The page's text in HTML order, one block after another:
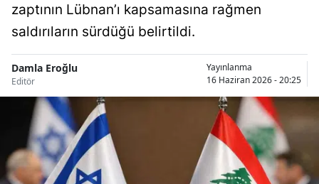
Bingöl
Bitlis
Bolu
Burdur
zaptının Lübnan’ı kapsamasına rağmen
saldırıların sürdüğü belirtildi.
Damla Eroğlu
Editör
Yayınlanma
16 Haziran 2026 - 20:25